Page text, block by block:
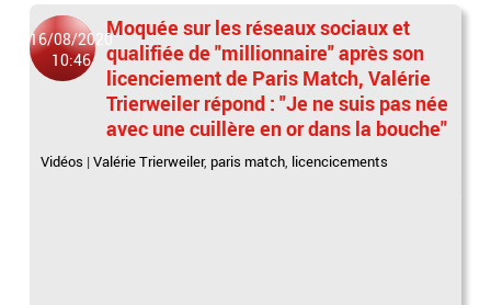
16/08/2020
10:46
Moquée sur les réseaux sociaux et
qualifiée de "millionnaire" après son
licenciement de Paris Match, Valérie
Trierweiler répond : "Je ne suis pas née
avec une cuillère en or dans la bouche"
Vidéos |Valérie Trierweiler, paris match licencicements